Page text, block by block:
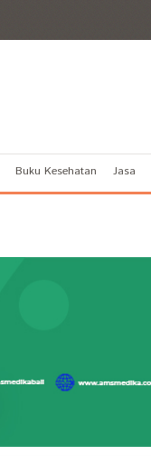
Buku Kesehatan Jasa